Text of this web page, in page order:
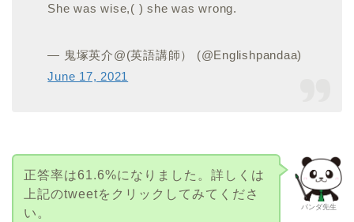
She was wise,( ) she was wrong.
— 鬼塚英介@(英語講師） (@Englishpandaa)
June 17, 2021
パンダ先生
正答率は61.6%になりました。詳しくは
上記のtweetをクリックしてみてくださ
い。